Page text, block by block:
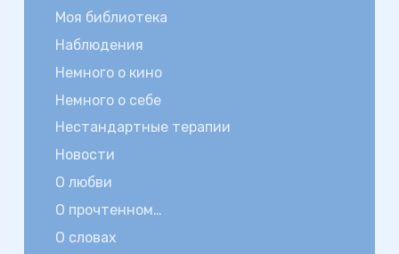
Моя библиотека
Наблюдения
Немного о кино
Немного о себе
Нестандартные терапии
Новости
О любви
О прочтенном…
О словах